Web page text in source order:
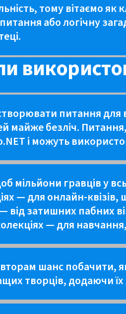
тому вітаємо як
або логічну
питання для
майже безліч.
і можуть
мільйони гравців у
— для онлайн-
від затишних пабних
— для
шанс побачити,
творців, додаючи